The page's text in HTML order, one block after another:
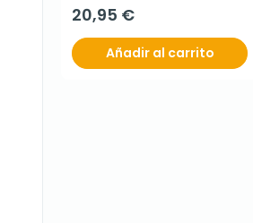
20,95 €
Añadir al carrito